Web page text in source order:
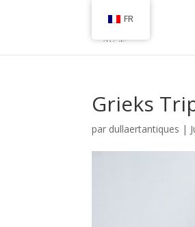
Grieks
par dullaertantiques |
FR